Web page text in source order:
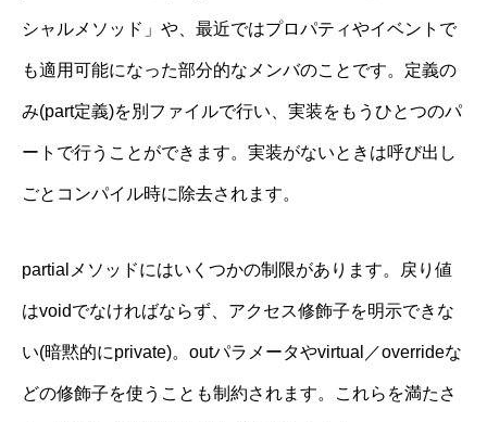
シャルメソッド」や、最近ではプロパティやイベントで
も適用可能になった部分的なメンバのことです。定義の
み(part定義)を別ファイルで行い、実装をもうひとつのパ
ートで行うことができます。実装がないときは呼び出し
ごとコンパイル時に除去されます。
partialメソッドにはいくつかの制限があります。戻り値
はvoidでなければならず、アクセス修飾子を明示できな
い(暗黙的にprivate)。outパラメータやvirtual／overrideな
どの修飾子を使うことも制約されます。これらを満たさ